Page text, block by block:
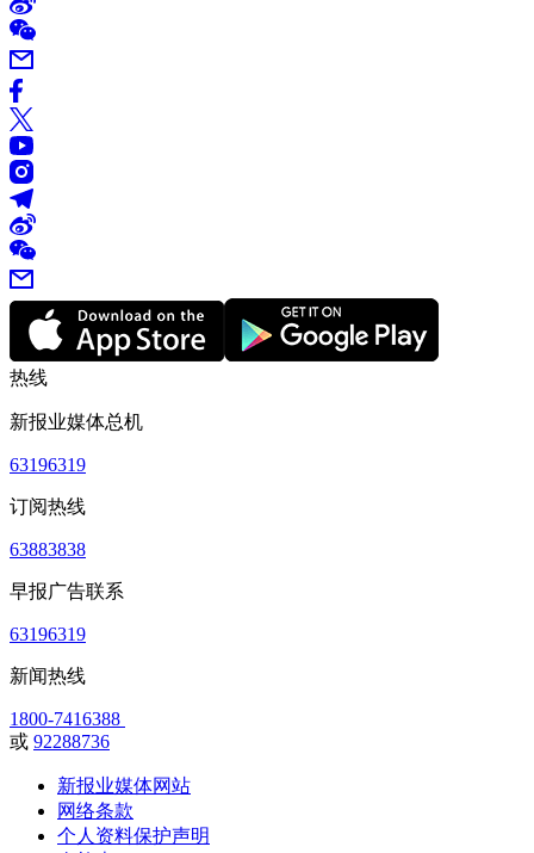
热线
新报业媒体总机
63196319
订阅热线
63883838
早报广告联系
63196319
新闻热线
1800-7416388
或 92288736
新报业媒体网站
网络条款
个人资料保护声明